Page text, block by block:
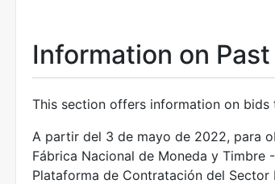
Show/Hide
Information on
This section offers information on
A partir del 3 de mayo de 2022, para
Fábrica Nacional de Moneda y Timbre
Plataforma de Contratación del